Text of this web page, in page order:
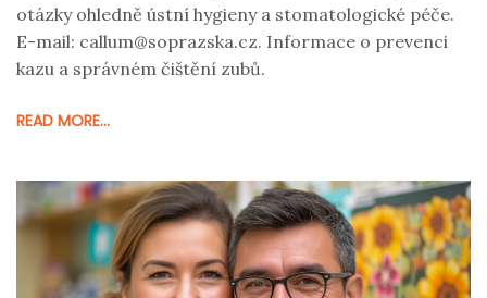
otázky ohledně ústní hygieny a stomatologické péče.
E-mail: callum@soprazska.cz. Informace o prevenci
kazu a správném čištění zubů.
READ MORE...